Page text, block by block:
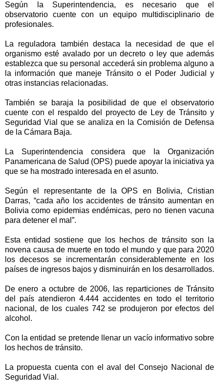
Según la Superintendencia, es necesario que el
observatorio cuente con un equipo multidisciplinario de
profesionales.
La reguladora también destaca la necesidad de que el
organismo esté avalado por un decreto o ley que además
establezca que su personal accederá sin problema alguno a
la información que maneje Tránsito o el Poder Judicial y
otras instancias relacionadas.
También se baraja la posibilidad de que el observatorio
cuente con el respaldo del proyecto de Ley de Tránsito y
Seguridad Vial que se analiza en la Comisión de Defensa
de la Cámara Baja.
La Superintendencia considera que la Organización
Panamericana de Salud (OPS) puede apoyar la iniciativa ya
que se ha mostrado interesada en el asunto.
Según el representante de la OPS en Bolivia, Cristian
Darras, “cada año los accidentes de tránsito aumentan en
Bolivia como epidemias endémicas, pero no tienen vacuna
para detener el mal”.
Esta entidad sostiene que los hechos de tránsito son la
novena causa de muerte en todo el mundo y que para 2020
los decesos se incrementarán considerablemente en los
países de ingresos bajos y disminuirán en los desarrollados.
De enero a octubre de 2006, las reparticiones de Tránsito
del país atendieron 4.444 accidentes en todo el territorio
nacional, de los cuales 742 se produjeron por efectos del
alcohol.
Con la entidad se pretende llenar un vacío informativo sobre
los hechos de tránsito.
La propuesta cuenta con el aval del Consejo Nacional de
Seguridad Vial.